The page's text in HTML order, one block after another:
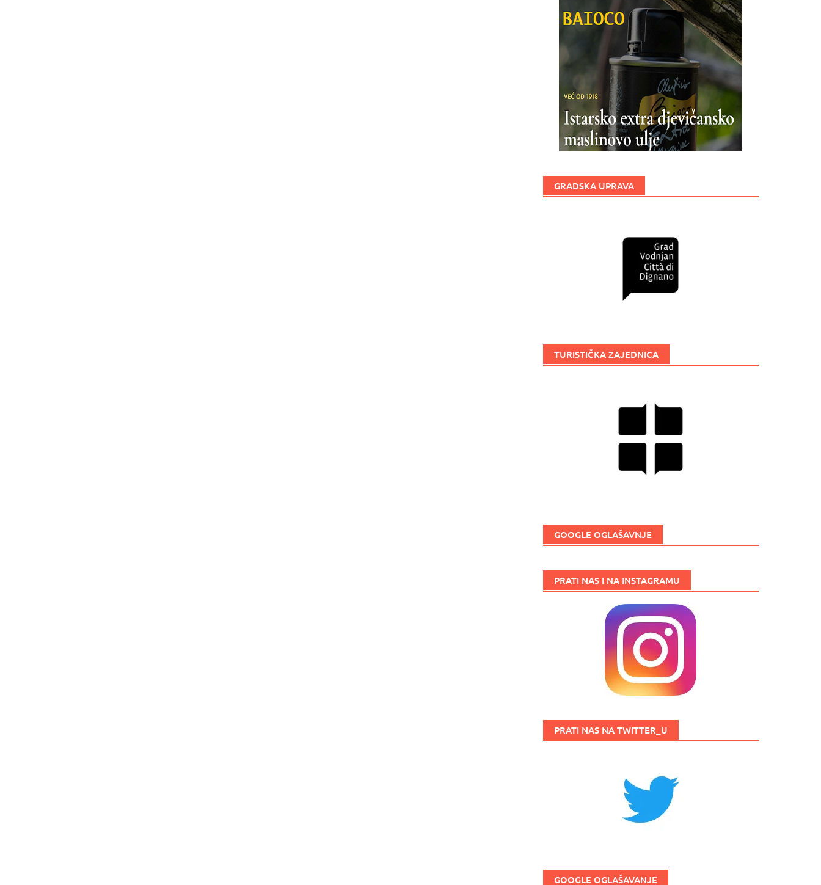
GRADSKA UPRAVA
TURISTIČKA ZAJEDNICA
GOOGLE OGLAŠAVNJE
PRATI NAS I NA INSTAGRAMU
PRATI NAS NA TWITTER_U
GOOGLE OGLAŠAVANJE